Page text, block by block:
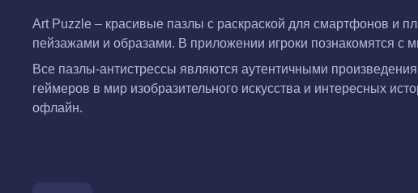
Art Puzzle – красивые пазлы с раскраской для смартфонов и
пейзажами и образами. В приложении игроки познакомятся с
Все пазлы-антистрессы являются аутентичными
геймеров в мир изобразительного искусства и интересных
офлайн.